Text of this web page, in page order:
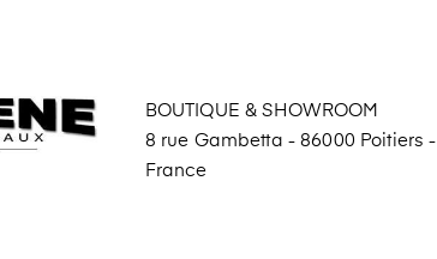
BOUTIQUE & SHOWROOM
8 rue Gambetta - 86000 Poitiers -
France